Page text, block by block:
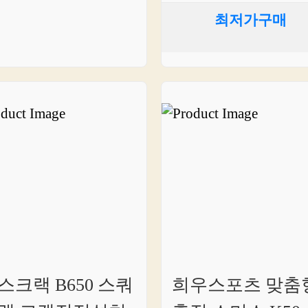
최저가구매
크랙 B650 스쿼
희우스포츠 맞춤